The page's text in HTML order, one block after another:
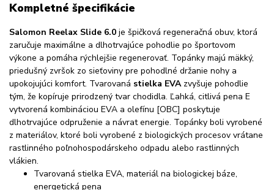
Kompletné špecifikácie
Salomon Reelax Slide 6.0 je špičková regeneračná obuv, ktorá
zaručuje maximálne a dlhotrvajúce pohodlie po športovom
výkone a pomáha rýchlejšie regenerovať. Topánky majú mäkký,
priedušný zvršok zo sieťoviny pre pohodlné držanie nohy a
upokojujúci komfort. Tvarovaná stielka EVAzvyšuje pohodlie
tým, že kopíruje prirodzený tvar chodidla. Ľahká, citlivá pena E
vytvorená kombináciou EVA a olefínu [OBC] poskytuje
dlhotrvajúce odpruženie a návrat energie. Topánky boli vyrobené
z materiálov, ktoré boli vyrobené z biologických procesov vrátane
rastlinného poľnohospodárskeho odpadu alebo rastlinných
vlákien.
Tvarovaná stielka EVA, materiál na biologickej báze,
energetická pena